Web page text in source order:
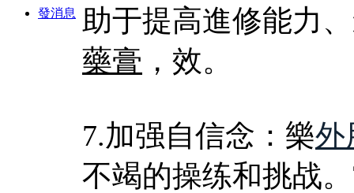
發消息 助于提高進修能力
藥膏 ，效。
7.加强自信念：樂外
不竭的操练和挑战